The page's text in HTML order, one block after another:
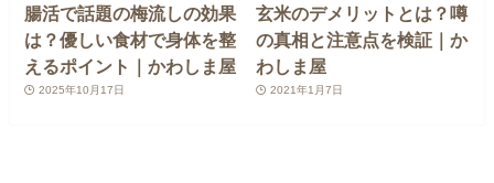
腸活で話題の梅流しの効果
は？優しい食材で身体を整
えるポイント｜かわしま屋
2025年10月17日
玄米のデメリットとは？噂
の真相と注意点を検証｜か
わしま屋
2021年1月7日